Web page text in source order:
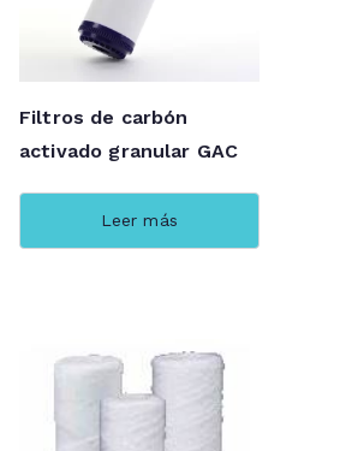
Filtros de carbón
activado granular GAC
Leer más